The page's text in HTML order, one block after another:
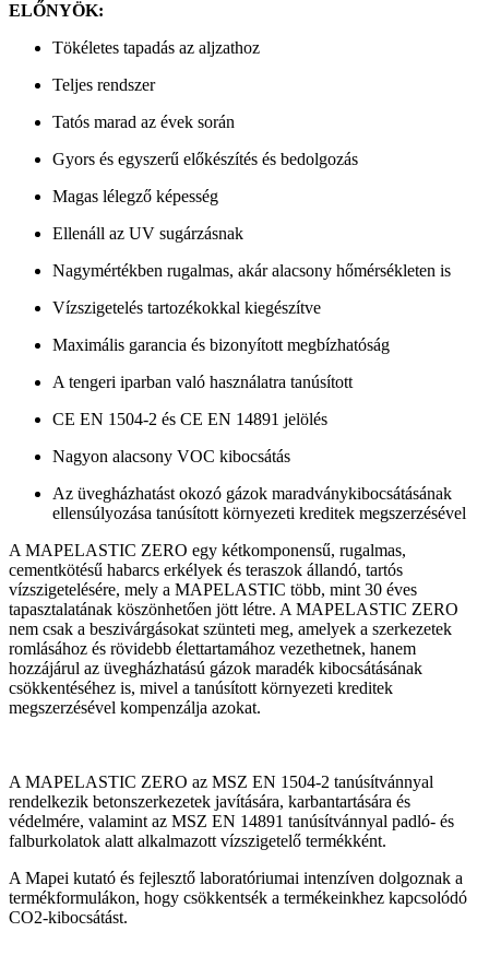
ELŐNYÖK:
Tökéletes tapadás az aljzathoz
Teljes rendszer
Tatós marad az évek során
Gyors és egyszerű előkészítés és bedolgozás
Magas lélegző képesség
Ellenáll az UV sugárzásnak
Nagymértékben rugalmas, akár alacsony hőmérsékleten is
Vízszigetelés tartozékokkal kiegészítve
Maximális garancia és bizonyított megbízhatóság
A tengeri iparban való használatra tanúsított
CE EN 1504-2 és CE EN 14891 jelölés
Nagyon alacsony VOC kibocsátás
Az üvegházhatást okozó gázok maradványkibocsátásának
ellensúlyozása tanúsított környezeti kreditek megszerzésével
A MAPELASTIC ZERO egy kétkomponensű, rugalmas,
cementkötésű habarcs erkélyek és teraszok állandó, tartós
vízszigetelésére, mely a MAPELASTIC több, mint 30 éves
tapasztalatának köszönhetően jött létre. A MAPELASTIC ZERO
nem csak a beszivárgásokat szünteti meg, amelyek a szerkezetek
romlásához és rövidebb élettartamához vezethetnek, hanem
hozzájárul az üvegházhatású gázok maradék kibocsátásának
csökkentéséhez is, mivel a tanúsított környezeti kreditek
megszerzésével kompenzálja azokat.
A MAPELASTIC ZERO az MSZ EN 1504-2 tanúsítvánnyal
rendelkezik betonszerkezetek javítására, karbantartására és
védelmére, valamint az MSZ EN 14891 tanúsítvánnyal padló- és
falburkolatok alatt alkalmazott vízszigetelő termékként.
A Mapei kutató és fejlesztő laboratóriumai intenzíven dolgoznak a
termékformulákon, hogy csökkentsék a termékeinkhez kapcsolódó
CO2-kibocsátást.